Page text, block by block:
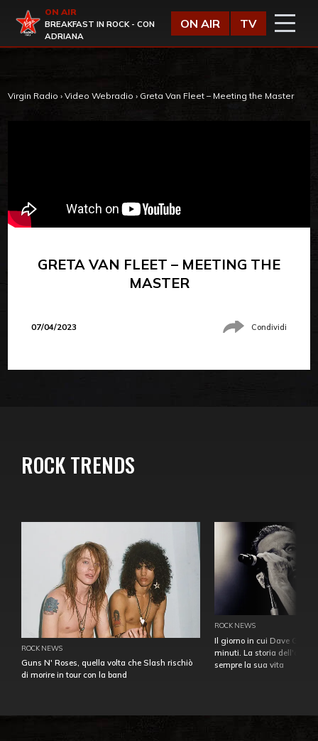
Virgin Radio
ON AIR
BREAKFAST IN ROCK - CON
ADRIANA
ON AIR TV
Virgin Radio › Video Webradio › Greta Van Fleet – Meeting the Master
GRETA VAN FLEET – MEETING THE
MASTER
07/04/2023 Condividi
ROCK TRENDS
ROCK NEWS
Guns N' Roses, quella volta che Slash rischiò
di morire in tour con la band
ROCK NEWS
Il giorno in cui Dave
minuti. La storia
sempre la sua vita